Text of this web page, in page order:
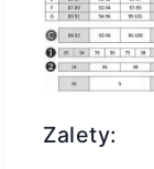
Zalety: